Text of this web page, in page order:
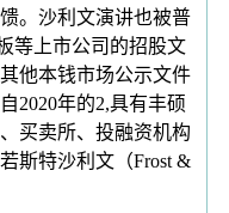
。沙利文演讲也被普
等上市公司的招股文
他本钱市场公示文件
2020年的2,具有丰硕
买卖所、投融资机构
斯特沙利文（Frost &